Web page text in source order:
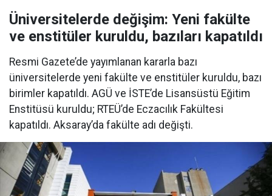
Üniversitelerde değişim: Yeni fakülte
ve enstitüler kuruldu, bazıları kapatıldı
Resmi Gazete’de yayımlanan kararla bazı
üniversitelerde yeni fakülte ve enstitüler kuruldu, bazı
birimler kapatıldı. AGÜ ve İSTE’de Lisansüstü Eğitim
Enstitüsü kuruldu; RTEÜ’de Eczacılık Fakültesi
kapatıldı. Aksaray’da fakülte adı değişti.